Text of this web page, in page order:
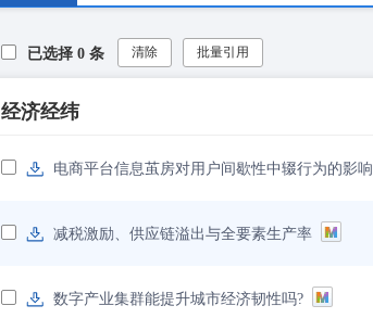
已选择 0 条 清除 批量引用
经济经纬
电商平台信息茧房对用户间歇性中辍行为的影响
减税激励、供应链溢出与全要素生产率
数字产业集群能提升城市经济韧性吗?